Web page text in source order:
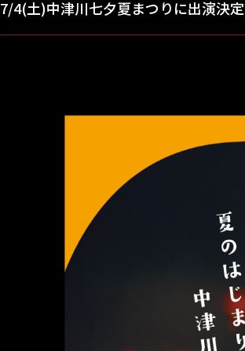
7/4(土)中津川七夕夏まつりに出演決